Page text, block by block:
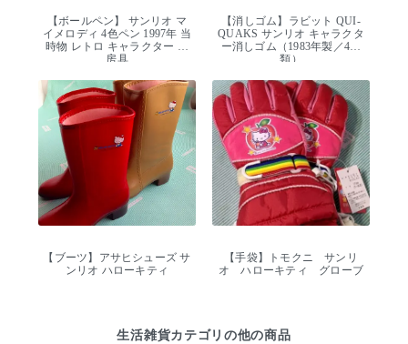
【ボールペン】 サンリオ マ
イメロディ 4色ペン 1997年 当
時物 レトロ キャラクター 文
房具
【消しゴム】ラビット QUI-
QUAKS サンリオ キャラクタ
ー消しゴム（1983年製／4種
類）
【ブーツ】アサヒシューズ サ
ンリオ ハローキティ
【手袋】トモクニ サンリ
オ ハローキティ グローブ
生活雑貨カテゴリの他の商品